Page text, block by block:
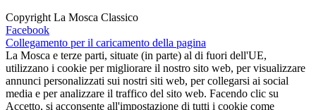
Copyright La Mosca Classico
Facebook
Collegamento per il caricamento della pagina
La Mosca e terze parti, situate (in parte) al di fuori dell'UE,
utilizzano i cookie per migliorare il nostro sito web, per visualizzare
annunci personalizzati sui nostri siti web, per collegarsi ai social
media e per analizzare il traffico del sito web. Facendo clic su
Accetto, si acconsente all'impostazione di tutti i cookie come